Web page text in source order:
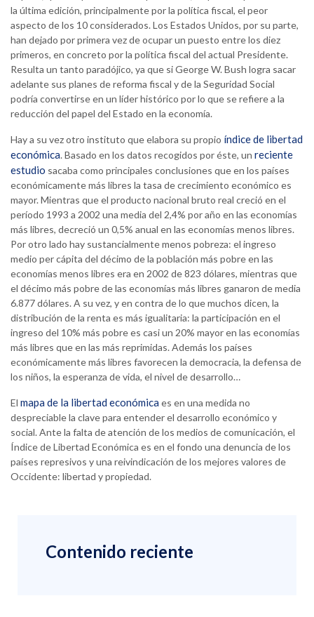
la última edición, principalmente por la política fiscal, el peor
aspecto de los 10 considerados. Los Estados Unidos, por su parte,
han dejado por primera vez de ocupar un puesto entre los diez
primeros, en concreto por la política fiscal del actual Presidente.
Resulta un tanto paradójico, ya que si George W. Bush logra sacar
adelante sus planes de reforma fiscal y de la Seguridad Social
podría convertirse en un líder histórico por lo que se refiere a la
reducción del papel del Estado en la economía.
Hay a su vez otro instituto que elabora su propio índice de libertad
económica. Basado en los datos recogidos por éste, un reciente
estudio sacaba como principales conclusiones que en los países
económicamente más libres la tasa de crecimiento económico es
mayor. Mientras que el producto nacional bruto real creció en el
período 1993 a 2002 una media del 2,4% por año en las economías
más libres, decreció un 0,5% anual en las economías menos libres.
Por otro lado hay sustancialmente menos pobreza: el ingreso
medio per cápita del décimo de la población más pobre en las
economías menos libres era en 2002 de 823 dólares, mientras que
el décimo más pobre de las economías más libres ganaron de media
6.877 dólares. A su vez, y en contra de lo que muchos dicen, la
distribución de la renta es más igualitaria: la participación en el
ingreso del 10% más pobre es casi un 20% mayor en las economías
más libres que en las más reprimidas. Además los países
económicamente más libres favorecen la democracia, la defensa de
los niños, la esperanza de vida, el nivel de desarrollo…
El mapa de la libertad económica es en una medida no
despreciable la clave para entender el desarrollo económico y
social. Ante la falta de atención de los medios de comunicación, el
Índice de Libertad Económica es en el fondo una denuncia de los
países represivos y una reivindicación de los mejores valores de
Occidente: libertad y propiedad.
Contenido reciente